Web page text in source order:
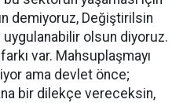
demiyoruz, Değiştirilsin
uygulanabilir olsun diyoruz.
var. Mahsuplaşmayı
ama devlet önce;
bir dilekçe vereceksin,